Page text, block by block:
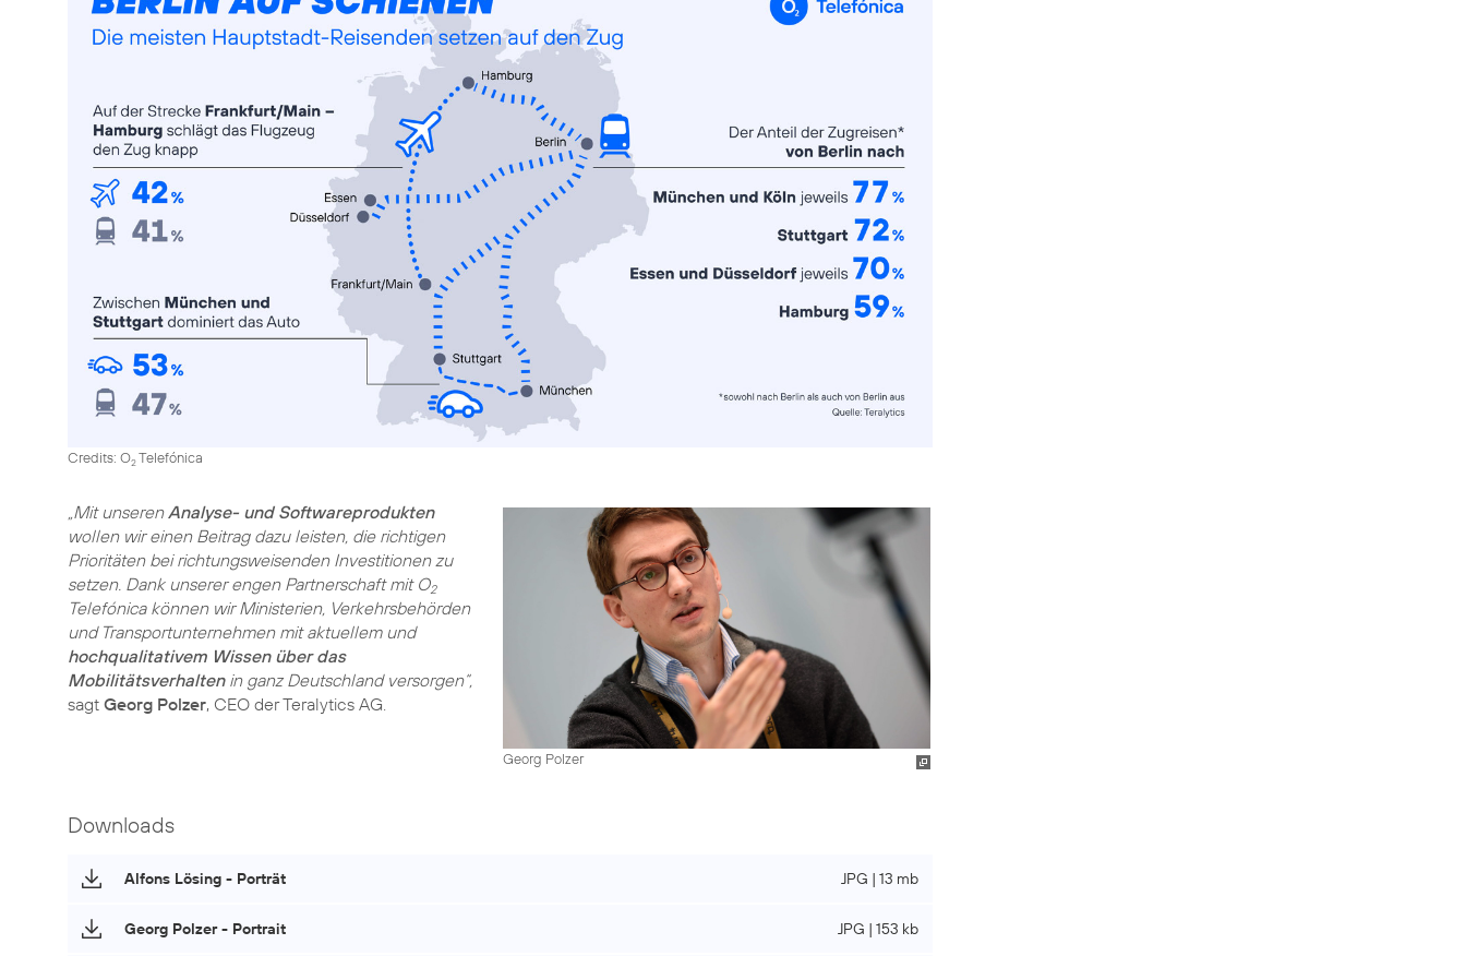
Credits: O2Telefónica
Georg Polzer
„Mit unserenAnalyse- und Softwareprodukten
wollen wir einen Beitrag dazu leisten, die richtigen
Prioritäten bei richtungsweisenden Investitionen zu
setzen. Dank unserer engen Partnerschaft mit O2
Telefónica können wir Ministerien, Verkehrsbehörden
und Transportunternehmen mit aktuellem und
hochqualitativem Wissen über das
Mobilitätsverhaltenin ganz Deutschland versorgen“,
sagt Georg Polzer, CEO der Teralytics AG.
Downloads
Alfons Lösing - Porträt JPG | 13 mb
Georg Polzer - Portrait JPG | 153 kb